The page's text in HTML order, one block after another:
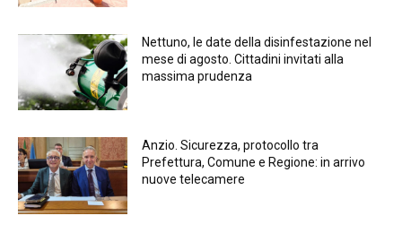
Nettuno, le date della disinfestazione nel
mese di agosto. Cittadini invitati alla
massima prudenza
Anzio. Sicurezza, protocollo tra
Prefettura, Comune e Regione: in arrivo
nuove telecamere